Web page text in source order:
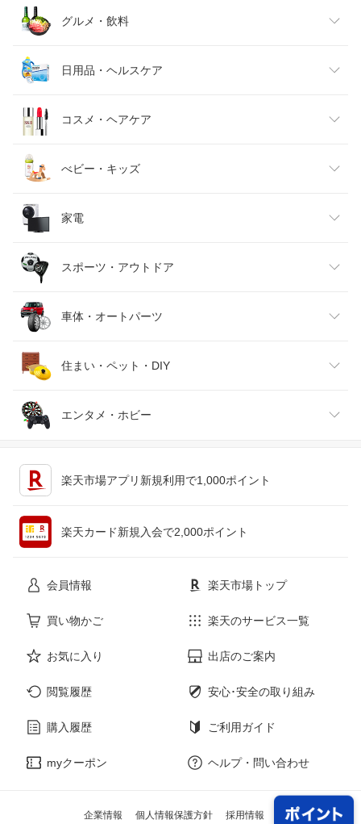
レディースファッション
メンズファッション
キッズファッション
ベビーファッション
インナー・下着・ナイトウェア
バッグ・小物・ブランド雑貨
靴
腕時計
ジュエリー・アクセサリー
グルメ・飲料
食品
スイーツ・お菓子
水・ソフトドリンク
ビール・洋酒
ワイン
日本酒・焼酎
日用品・ヘルスケア
日用品雑貨・文房具・手芸
ダイエット・健康
医薬品・コンタクト・介護
コスメ・ヘアケア
美容・コスメ・香水
べビー・キッズ
キッズ・ベビー・マタニティ
おもちゃ
家電
家電
TV・オーディオ・カメラ
スマートフォン・タブレット
パソコン・周辺機器
スポーツ・アウトドア
スポーツ・アウトドア
ゴルフ
車体・オートパーツ
車用品・バイク用品
車・バイク
住まい・ペット・DIY
インテリア・寝具・収納
エンタメ・ホビー
本・雑誌・コミック
楽天市場アプリ新規利用で1,000ポイント
楽天カード新規入会で2,000ポイント
会員情報 楽天市場トップ
買い物かご 楽天のサービス一覧
お気に入り 出店のご案内
閲覧履歴 安心･安全の取り組み
購入履歴 ご利用ガイド
myクーポン ヘルプ・問い合わせ
企業情報 個人情報保護方針 採用情報